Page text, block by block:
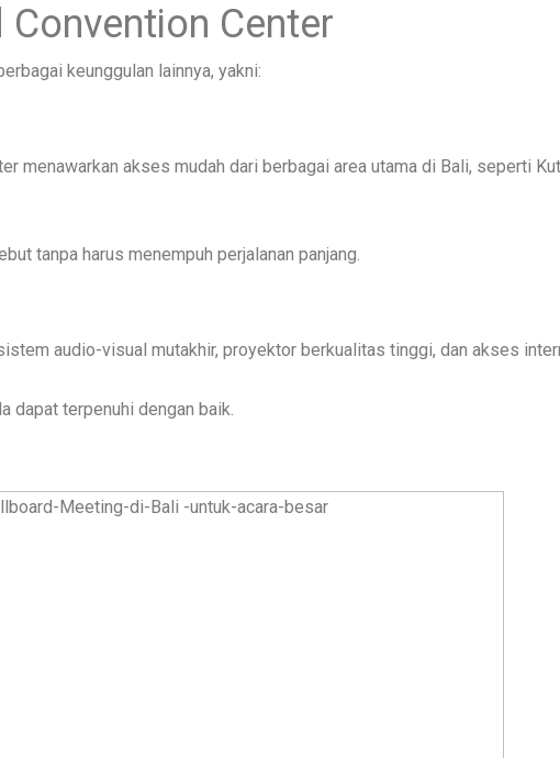
Center
keunggulan lainnya, yakni:
menawarkan akses mudah dari berbagai area utama di Bali, seperti
tanpa harus menempuh perjalanan panjang.
audio-visual mutakhir, proyektor berkualitas tinggi, dan akses
dapat terpenuhi dengan baik.